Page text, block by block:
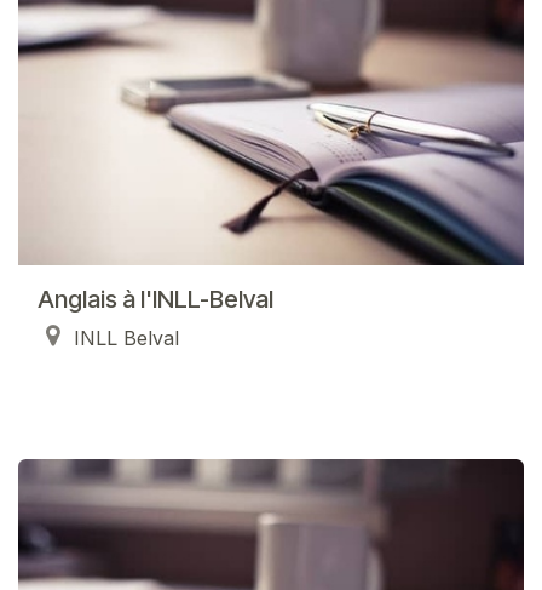
Anglais à l'INLL-Belval
INLL Belval